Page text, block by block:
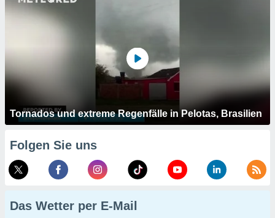
Tornados und extreme Regenfälle in Pelotas, Brasilien
Folgen Sie uns
Das Wetter per E-Mail